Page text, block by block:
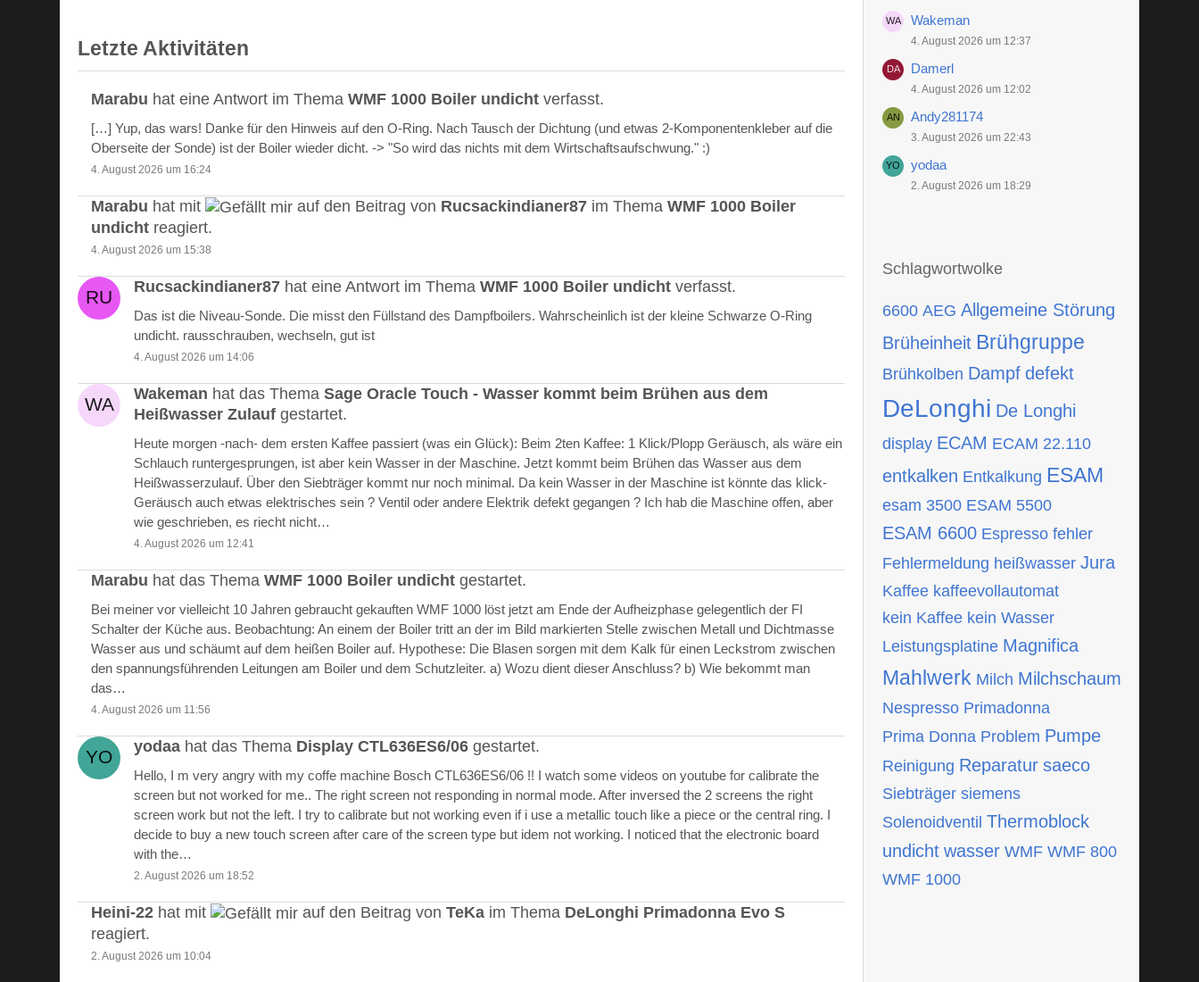
Letzte Aktivitäten
Marabu hat eine Antwort im ThemaWMF 1000 Boiler undicht verfasst.
[…] Yup, das wars! Danke für den Hinweis auf den O-Ring. Nach Tausch der Dichtung (und etwas 2-Komponentenkleber auf die
Oberseite der Sonde) ist der Boiler wieder dicht. -> "So wird das nichts mit dem Wirtschaftsaufschwung." :)
4. August 2026 um 16:24
Marabu hat mit auf den Beitrag von Rucsackindianer87 im ThemaWMF 1000 Boiler
undicht reagiert.
4. August 2026 um 15:38
Rucsackindianer87 hat eine Antwort im ThemaWMF 1000 Boiler undicht verfasst.
Das ist die Niveau-Sonde. Die misst den Füllstand des Dampfboilers. Wahrscheinlich ist der kleine Schwarze O-Ring
undicht. rausschrauben, wechseln, gut ist
4. August 2026 um 14:06
Wakeman hat das ThemaSage Oracle Touch - Wasser kommt beim Brühen aus dem
Heißwasser Zulauf gestartet.
Heute morgen -nach- dem ersten Kaffee passiert (was ein Glück): Beim 2ten Kaffee: 1 Klick/Plopp Geräusch, als wäre ein
Schlauch runtergesprungen, ist aber kein Wasser in der Maschine. Jetzt kommt beim Brühen das Wasser aus dem
Heißwasserzulauf. Über den Siebträger kommt nur noch minimal. Da kein Wasser in der Maschine ist könnte das klick-
Geräusch auch etwas elektrisches sein ? Ventil oder andere Elektrik defekt gegangen ? Ich hab die Maschine offen, aber
wie geschrieben, es riecht nicht…
4. August 2026 um 12:41
Marabu hat das ThemaWMF 1000 Boiler undicht gestartet.
Bei meiner vor vielleicht 10 Jahren gebraucht gekauften WMF 1000 löst jetzt am Ende der Aufheizphase gelegentlich der FI
Schalter der Küche aus. Beobachtung: An einem der Boiler tritt an der im Bild markierten Stelle zwischen Metall und Dichtmasse
Wasser aus und schäumt auf dem heißen Boiler auf. Hypothese: Die Blasen sorgen mit dem Kalk für einen Leckstrom zwischen
den spannungsführenden Leitungen am Boiler und dem Schutzleiter. a) Wozu dient dieser Anschluss? b) Wie bekommt man
das…
4. August 2026 um 11:56
yodaa hat das Thema Display CTL636ES6/06 gestartet.
Hello, I m very angry with my coffe machine Bosch CTL636ES6/06 !! I watch some videos on youtube for calibrate the
screen but not worked for me.. The right screen not responding in normal mode. After inversed the 2 screens the right
screen work but not the left. I try to calibrate but not working even if i use a metallic touch like a piece or the central ring. I
decide to buy a new touch screen after care of the screen type but idem not working. I noticed that the electronic board
with the…
2. August 2026 um 18:52
Heini-22 hat mit auf den Beitrag vonTeKa im Thema DeLonghi Primadonna Evo S
reagiert.
2. August 2026 um 10:04
Wakeman
4. August 2026 um 12:37
Damerl
4. August 2026 um 12:02
Andy281174
3. August 2026 um 22:43
yodaa
2. August 2026 um 18:29
Schlagwortwolke
6600 AEG Allgemeine Störung
Brüheinheit Brühgruppe
Brühkolben Dampf defekt
DeLonghi De Longhi
display ECAM ECAM 22.110
entkalken Entkalkung ESAM
esam 3500 ESAM 5500
ESAM 6600 Espresso fehler
Fehlermeldung heißwasser Jura
Kaffee kaffeevollautomat
kein Kaffee kein Wasser
Leistungsplatine Magnifica
Mahlwerk Milch Milchschaum
Nespresso Primadonna
Prima Donna Problem Pumpe
Reinigung Reparatur saeco
Siebträger siemens
Solenoidventil Thermoblock
undicht wasser WMF WMF 800
WMF 1000